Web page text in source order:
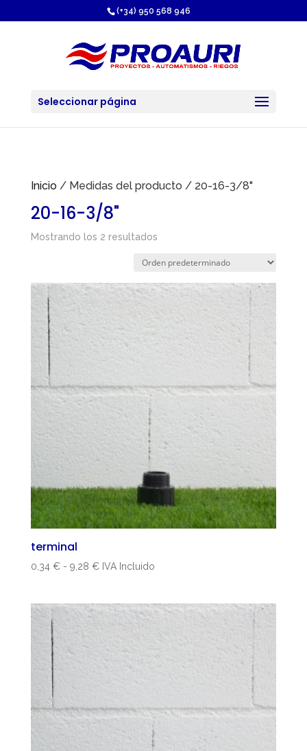
(+34) 950 568 946
Seleccionar página
Inicio/ Medidas del producto / 20-16-3/8"
20-16-3/8"
Mostrando los 2 resultados
terminal
0,34 € - 9,28 €Rango
desde
9,28 €
IVA Incluido